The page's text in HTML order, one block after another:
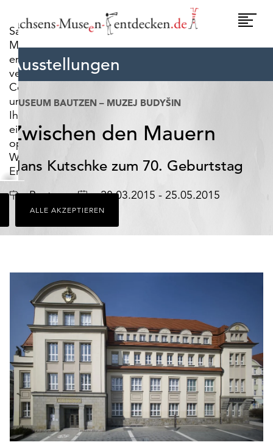
Sachsens-
Museen-
entdecken.de
verwendet
Cookies,
um
Ihnen
ein
optimales
Webseiten-
Erlebnis
zu
bieten.
Dazu
zählen
für
Betrieb
Seite
notwendig
sind
(funktionale
Cookies),
sowie
solche,
die
lediglich
ALLE AKZEPTIEREN
Ausstellungen
MUSEUM BAUTZEN – MUZEJ BUDYŠIN
Zwischen den Mauern
Hans Kutschke zum 70. Geburtstag
Ort Bautzen Datum28.03.2015 - 25.05.2015